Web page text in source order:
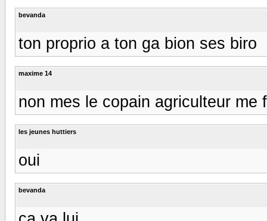
bevanda
ton proprio a ton ga bion ses biro
maxime 14
non mes le copain agriculteur
les jeunes huttiers
oui
bevanda